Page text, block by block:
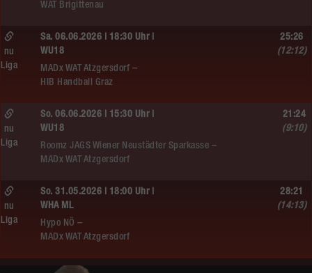
WAT Brigittenau
Sa. 06.06.2026 | 18:30 Uhr |
WU18
MADx WAT Atzgersdorf –
HIB Handball Graz
nu
Liga
25:26
(12:12)
So. 06.06.2026 | 15:30 Uhr |
WU18
Roomz JAGS Wiener Neustädter Sparkasse –
MADx WAT Atzgersdorf
nu
Liga
21:24
(9:10)
So. 31.05.2026 | 18:00 Uhr |
WHA ML
Hypo NÖ –
MADx WAT Atzgersdorf
nu
Liga
28:21
(14:13)